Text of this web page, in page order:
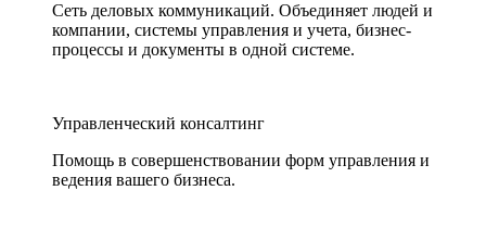
Сеть деловых коммуникаций. Объединяет людей и
компании, системы управления и учета, бизнес-
процессы и документы в одной системе.
Управленческий консалтинг
Помощь в совершенствовании форм управления и
ведения вашего бизнеса.